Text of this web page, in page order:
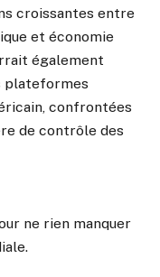
croissantes entre
et économie
également
plateformes
confrontées
de contrôle des
ne rien manquer